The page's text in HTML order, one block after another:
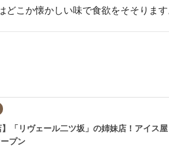
こか懐かしい味で食欲をそそります
】「リヴェール二ツ坂」の姉妹店！アイス
プン